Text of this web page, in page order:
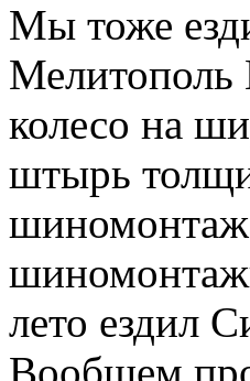
Мы тоже
Мелитополь
колесо на
штырь
лето ездил